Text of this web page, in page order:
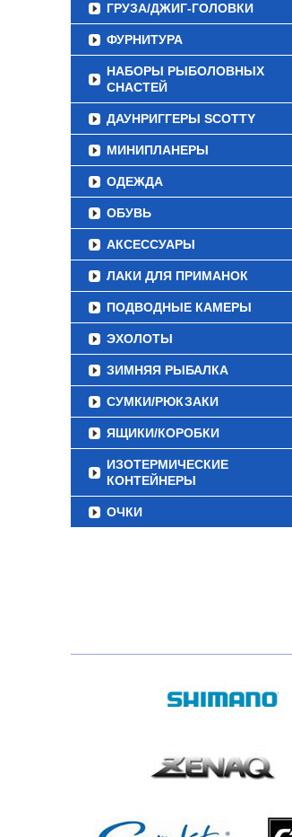
ГРУЗА/ДЖИГ-ГОЛОВКИ
ФУРНИТУРА
НАБОРЫ РЫБОЛОВНЫХ
СНАСТЕЙ
ДАУНРИГГЕРЫ SCOTTY
МИНИПЛАНЕРЫ
ОДЕЖДА
ОБУВЬ
АКСЕССУАРЫ
ЛАКИ ДЛЯ ПРИМАНОК
ПОДВОДНЫЕ КАМЕРЫ
ЭХОЛОТЫ
ЗИМНЯЯ РЫБАЛКА
СУМКИ/РЮКЗАКИ
ЯЩИКИ/КОРОБКИ
ИЗОТЕРМИЧЕСКИЕ
КОНТЕЙНЕРЫ
ОЧКИ